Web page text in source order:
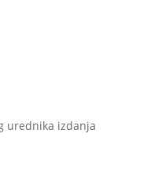
urednika izdanja